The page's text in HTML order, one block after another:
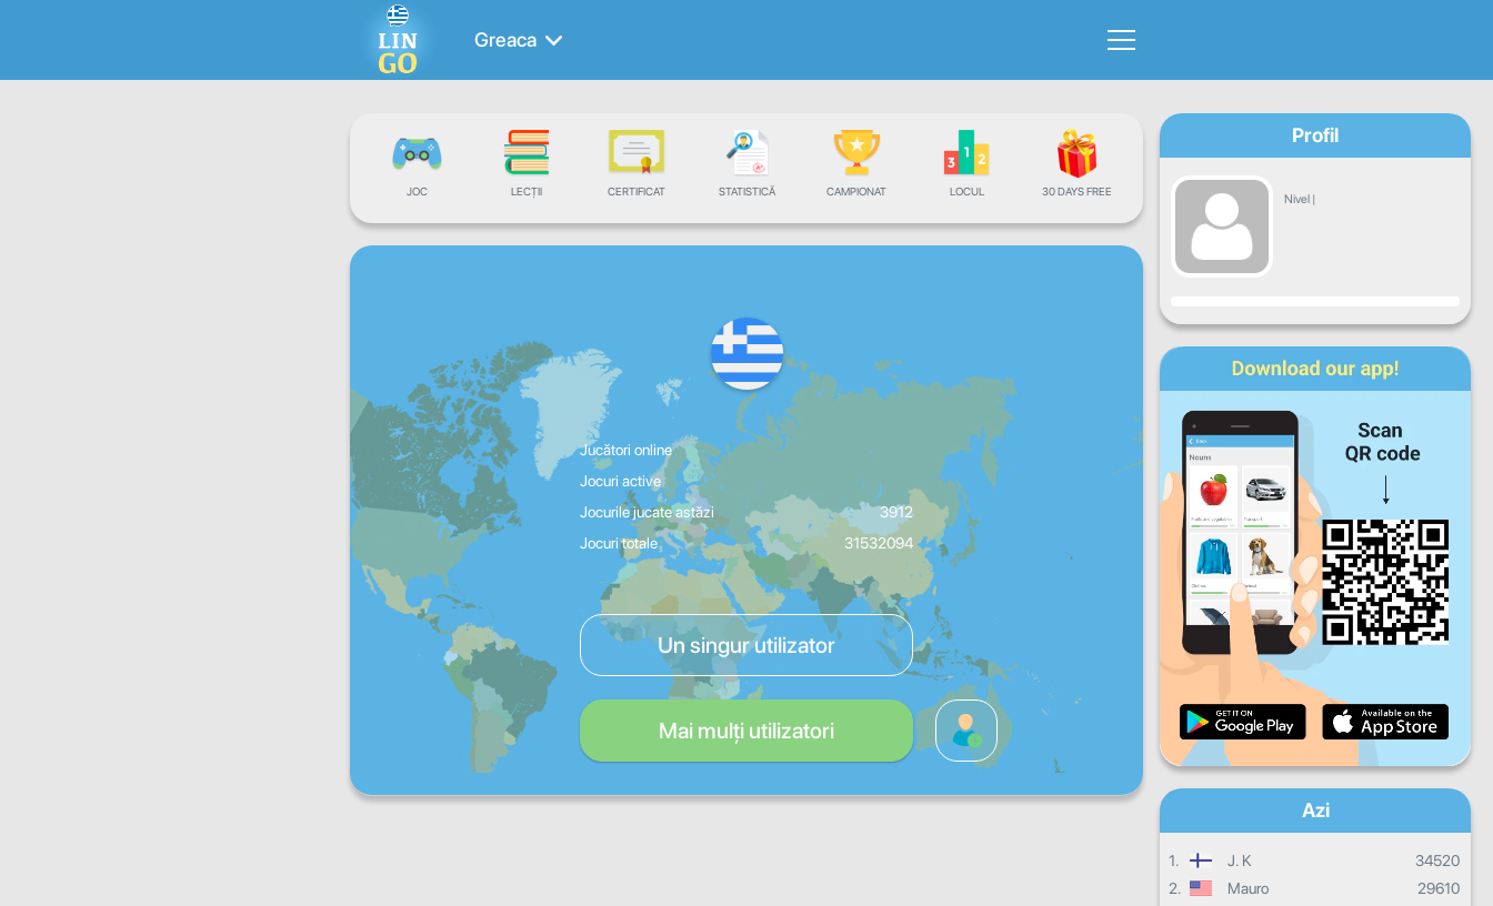
Greaca
JOC LECȚII CERTIFICAT STATISTICĂ CAMPIONAT LOCUL 30 DAYS FREE
Jucători online
Jocuri active
Jocurile jucate astăzi
3912
Jocuri totale
31532094
Un singur utilizator
Mai mulți utilizatori
Profil
Nivel |
Progres
Mi
S D
Progresul zilnic
Progresul lunar
Progres total
Azi
1. J. K
34520
2.
Mauro
29610